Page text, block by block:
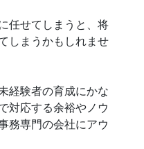
任せてしまうと、将
しまうかもしれませ
経験者の育成にかな
対応する余裕やノウ
務専門の会社にアウ